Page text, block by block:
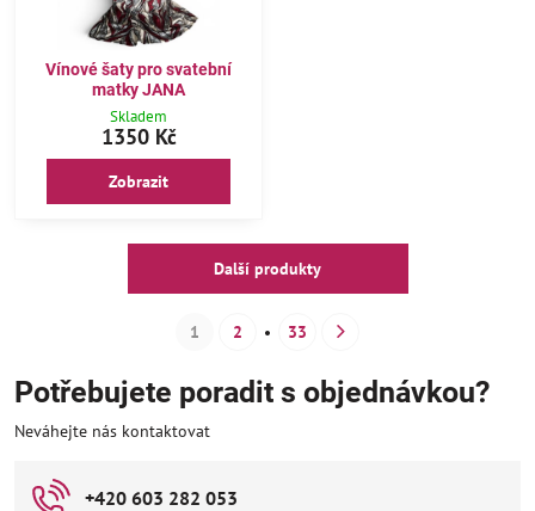
Vínové šaty pro svatební
matky JANA
Skladem
1350 Kč
Zobrazit
Další produkty
1 2 33
Potřebujete poradit s objednávkou?
Neváhejte nás kontaktovat
+420 603 282 053